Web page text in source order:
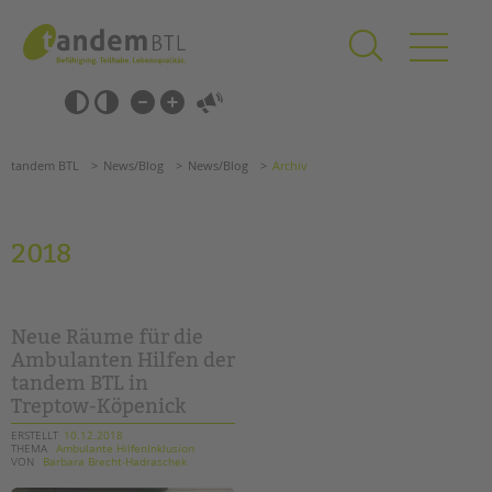
springen
Barrierefrei-
Einstellungen
überspringen
überspringen
Förderzentren
Kollegs
EFöB
Schulbezogene Sozialarbeit
Tagesgruppen
tandem BTL News/Blog News/Blog Archiv
2018
Neue Räume für die
Ambulanten Hilfen der
tandem BTL in
Treptow-Köpenick
ERSTELLT 10.12.2018
THEMA Ambulante HilfenInklusion
VON
Barbara Brecht-Hadraschek